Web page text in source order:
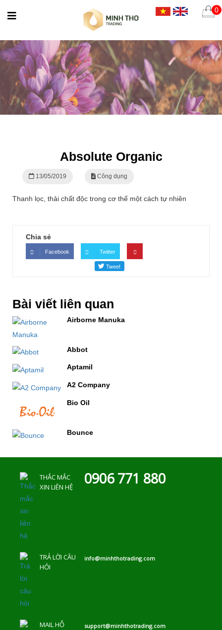
0
Absolute Organic
13/05/2019 Công dụng
Thanh lọc, thải chất độc trong cơ thể một cách tự nhiên
Chia sẻ
Facebook Twitter
Bài viết liên quan
Airborne Manuka
Abbot
Aptamil
A2 Company
Bio Oil
Bounce
THẮC MẮC
XIN LIÊN HỆ
0906 771 880
TRẢ LỜI CÂU
HỎI
info@minhthotrading.com
MAIL HỖ
support@minhthotrading.com